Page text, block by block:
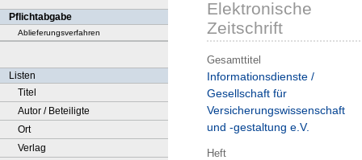
Pflichtabgabe
Ablieferungsverfahren
Listen
Titel
Autor / Beteiligte
Ort
Verlag
Elektronische
Zeitschrift
Gesamttitel
Informationsdienste /
Gesellschaft für
Versicherungswissenschaft
und -gestaltung e.V.
Heft